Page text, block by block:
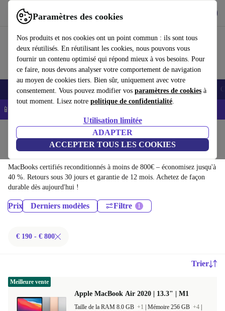
Paramètres des cookies
Nos produits et nos cookies ont un point commun : ils sont tous
deux réutilisés. En réutilisant les cookies, nous pouvons vous
fournir un contenu optimisé qui répond mieux à vos besoins. Pour
ce faire, nous devons analyser votre comportement de navigation
au moyen de cookies tiers. Bien sûr, uniquement avec votre
consentement. Vous pouvez modifier vos paramètres de cookies à
tout moment. Lisez notre politique de confidentialité.
Utilisation limitée
ADAPTER
ACCEPTER TOUS LES COOKIES
Utilisez refurbed rapidement et facilement
Smartphones Laptops Tablettes Montres connectées Accessoires
📱 -5% EXTRA sur les iPhones – Code : IPHONEDEAL -
Ordinateurs portables
MacBooks:
MacBooks certifiés reconditionnés à moins de 800€ – économisez jusqu'à
40 %. Retours sous 30 jours et garantie de 12 mois. Achetez de façon
durable dès aujourd'hui !
Prix Derniers modèles Filtre
€ 190 - € 800
Trier
Apple MacBook Air 2020 | 13.3" | M1
Taille de la RAM 8.0 GB +1 Mémoire 256 GB +4
Meilleure vente